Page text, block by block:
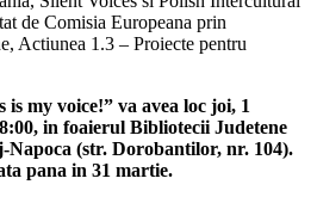
de Comisia Europeana prin
Actiunea 1.3 – Proiecte pentru
my voice!” va avea loc joi, 1
in foaierul Bibliotecii Judetene
Napoca (str. Dorobantilor, nr. 104).
pana in 31 martie.